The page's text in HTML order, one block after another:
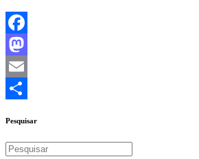
Share
Facebook
Mastodon
Email
Pesquisar